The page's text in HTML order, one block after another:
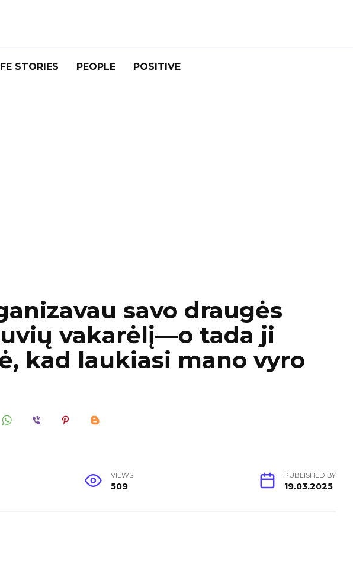
STORIES PEOPLE POSITIVE
savo draugės
vakarėlį—o tada ji
kad laukiasi mano vyro
VIEWS
509
PUBLISHED BY
19.03.2025